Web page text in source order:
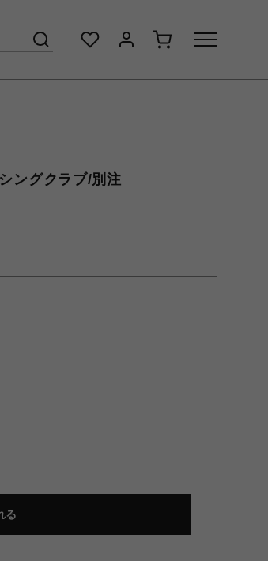
ングクラブ/別注
る